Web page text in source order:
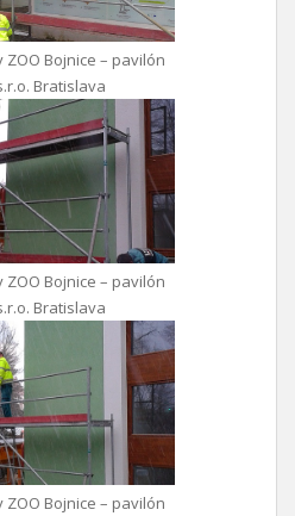
ZOO Bojnice – pavilón
Bratislava
ZOO Bojnice – pavilón
Bratislava
ZOO Bojnice – pavilón